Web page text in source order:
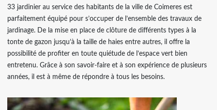
33 jardinier au service des habitants de la ville de Coimeres est
parfaitement équipé pour s’occuper de l’ensemble des travaux de
jardinage. De la mise en place de clôture de différents types à la
tonte de gazon jusqu’à la taille de haies entre autres, il offre la
possibilité de profiter en toute quiétude de l’espace vert bien
entretenu. Grâce à son savoir-faire et à son expérience de plusieurs
années, il est à même de répondre à tous les besoins.